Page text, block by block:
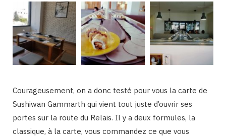
Courageusement, on a donc testé pour vous la carte de
Sushiwan Gammarth qui vient tout juste d’ouvrir ses
portes sur la route du Relais. Il y a deux formules, la
classique, à la carte, vous commandez ce que vous